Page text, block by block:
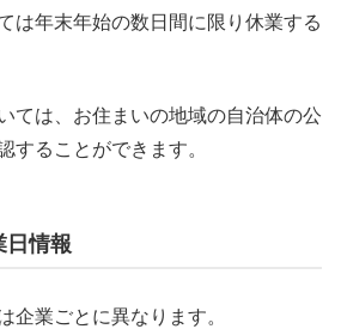
は年末年始の数日間に限り休業する
ては、お住まいの地域の自治体の公
することができます。
日情報
企業ごとに異なります。